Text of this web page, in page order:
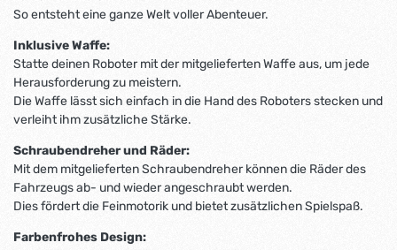
So entsteht eine ganze Welt voller Abenteuer.
Inklusive Waffe:
Statte deinen Roboter mit der mitgelieferten Waffe aus, um jede
Herausforderung zu meistern.
Die Waffe lässt sich einfach in die Hand des Roboters stecken und
verleiht ihm zusätzliche Stärke.
Schraubendreher und Räder:
Mit dem mitgelieferten Schraubendreher können die Räder des
Fahrzeugs ab- und wieder angeschraubt werden.
Dies fördert die Feinmotorik und bietet zusätzlichen Spielspaß.
Farbenfrohes Design: